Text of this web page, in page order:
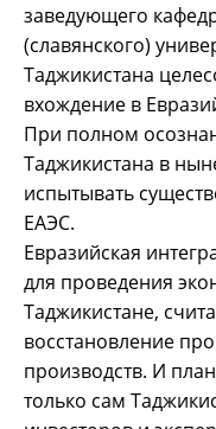
заведующего
(славянского)
Таджикистана
вхождение в
При полном
Таджикистана в
испытывать
ЕАЭС.
Евразийская
для проведения
Таджикистане,
восстановление
производств. И
только сам